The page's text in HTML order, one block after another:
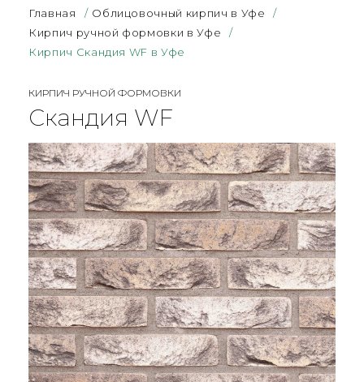
Главная / Облицовочный кирпич в Уфе
/
Кирпич ручной формовки в Уфе
/
Кирпич Скандия WF в Уфе
КИРПИЧ РУЧНОЙ ФОРМОВКИ
Скандия WF